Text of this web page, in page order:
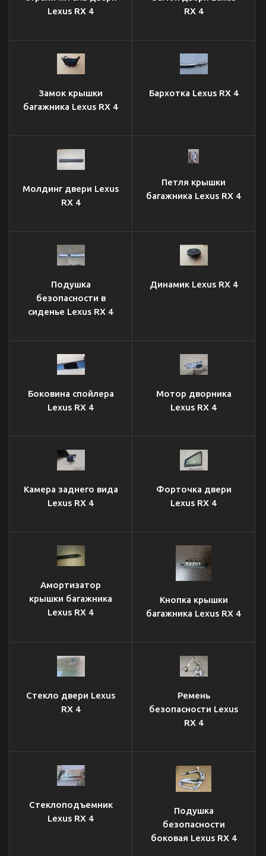
Lexus RX 4
RX 4
Замок крышки
багажника Lexus RX 4
Бархотка Lexus RX 4
Молдинг двери Lexus
RX 4
Петля крышки
багажника Lexus RX 4
Подушка
безопасности в
сиденье Lexus RX 4
Динамик Lexus RX 4
Боковина спойлера
Lexus RX 4
Мотор дворника
Lexus RX 4
Камера заднего вида
Lexus RX 4
Форточка двери
Lexus RX 4
Амортизатор
крышки багажника
Lexus RX 4
Кнопка крышки
багажника Lexus RX 4
Стекло двери Lexus
RX 4
Ремень
безопасности Lexus
RX 4
Стеклоподъемник
Lexus RX 4
Подушка
безопасности
боковая Lexus RX 4